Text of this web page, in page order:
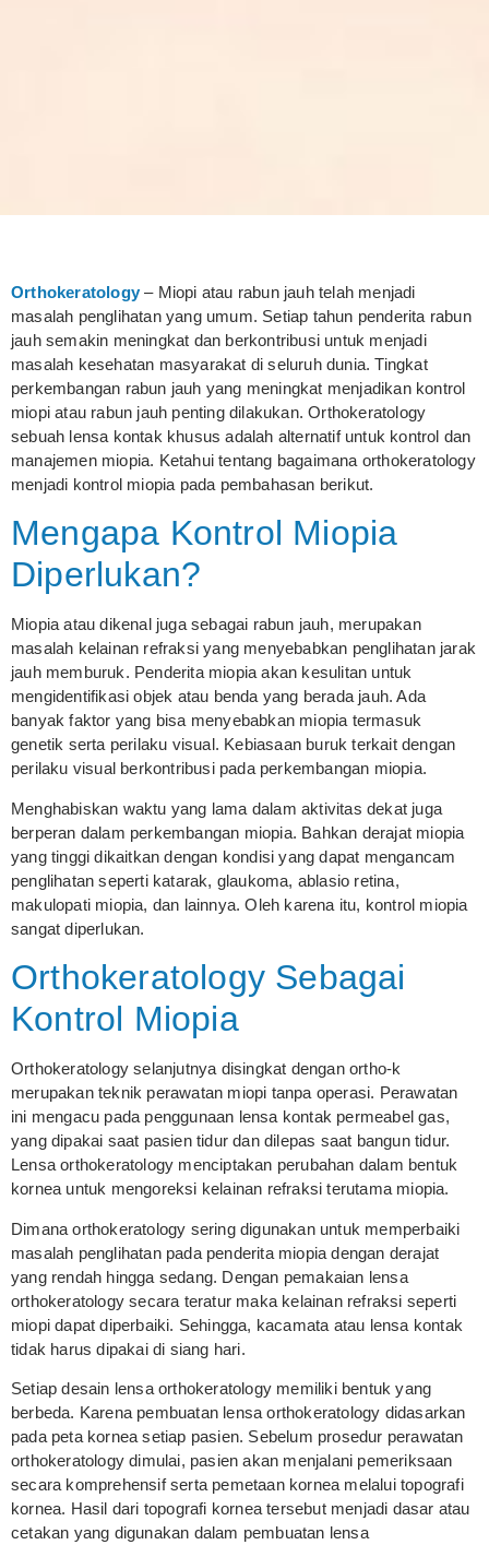
Orthokeratology – Miopi atau rabun jauh telah menjadi
masalah penglihatan yang umum. Setiap tahun penderita rabun
jauh semakin meningkat dan berkontribusi untuk menjadi
masalah kesehatan masyarakat di seluruh dunia. Tingkat
perkembangan rabun jauh yang meningkat menjadikan kontrol
miopi atau rabun jauh penting dilakukan. Orthokeratology
sebuah lensa kontak khusus adalah alternatif untuk kontrol dan
manajemen miopia. Ketahui tentang bagaimana orthokeratology
menjadi kontrol miopia pada pembahasan berikut.
Mengapa Kontrol Miopia
Diperlukan?
Miopia atau dikenal juga sebagai rabun jauh, merupakan
masalah kelainan refraksi yang menyebabkan penglihatan jarak
jauh memburuk. Penderita miopia akan kesulitan untuk
mengidentifikasi objek atau benda yang berada jauh. Ada
banyak faktor yang bisa menyebabkan miopia termasuk
genetik serta perilaku visual. Kebiasaan buruk terkait dengan
perilaku visual berkontribusi pada perkembangan miopia.
Menghabiskan waktu yang lama dalam aktivitas dekat juga
berperan dalam perkembangan miopia. Bahkan derajat miopia
yang tinggi dikaitkan dengan kondisi yang dapat mengancam
penglihatan seperti katarak, glaukoma, ablasio retina,
makulopati miopia, dan lainnya. Oleh karena itu, kontrol miopia
sangat diperlukan.
Orthokeratology Sebagai
Kontrol Miopia
Orthokeratology selanjutnya disingkat dengan ortho-k
merupakan teknik perawatan miopi tanpa operasi. Perawatan
ini mengacu pada penggunaan lensa kontak permeabel gas,
yang dipakai saat pasien tidur dan dilepas saat bangun tidur.
Lensa orthokeratology menciptakan perubahan dalam bentuk
kornea untuk mengoreksi kelainan refraksi terutama miopia.
Dimana orthokeratology sering digunakan untuk memperbaiki
masalah penglihatan pada penderita miopia dengan derajat
yang rendah hingga sedang. Dengan pemakaian lensa
orthokeratology secara teratur maka kelainan refraksi seperti
miopi dapat diperbaiki. Sehingga, kacamata atau lensa kontak
tidak harus dipakai di siang hari.
Setiap desain lensa orthokeratology memiliki bentuk yang
berbeda. Karena pembuatan lensa orthokeratology didasarkan
pada peta kornea setiap pasien. Sebelum prosedur perawatan
orthokeratology dimulai, pasien akan menjalani pemeriksaan
secara komprehensif serta pemetaan kornea melalui topografi
kornea. Hasil dari topografi kornea tersebut menjadi dasar atau
cetakan yang digunakan dalam pembuatan lensa